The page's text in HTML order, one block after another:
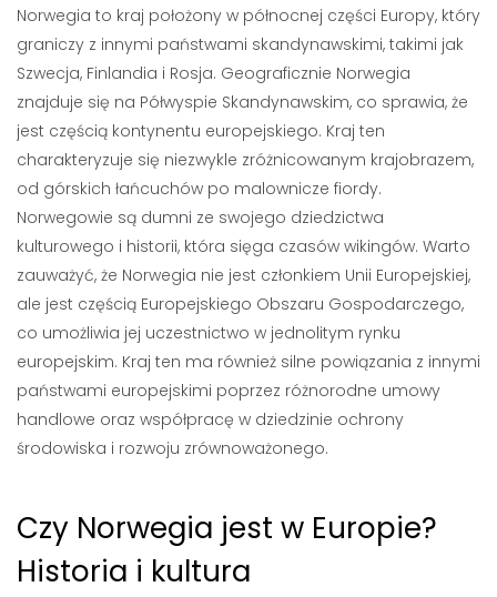
Norwegia to kraj położony w północnej części Europy, który
graniczy z innymi państwami skandynawskimi, takimi jak
Szwecja, Finlandia i Rosja. Geograficznie Norwegia
znajduje się na Półwyspie Skandynawskim, co sprawia, że
jest częścią kontynentu europejskiego. Kraj ten
charakteryzuje się niezwykle zróżnicowanym krajobrazem,
od górskich łańcuchów po malownicze fiordy.
Norwegowie są dumni ze swojego dziedzictwa
kulturowego i historii, która sięga czasów wikingów. Warto
zauważyć, że Norwegia nie jest członkiem Unii Europejskiej,
ale jest częścią Europejskiego Obszaru Gospodarczego,
co umożliwia jej uczestnictwo w jednolitym rynku
europejskim. Kraj ten ma również silne powiązania z innymi
państwami europejskimi poprzez różnorodne umowy
handlowe oraz współpracę w dziedzinie ochrony
środowiska i rozwoju zrównoważonego.
Czy Norwegia jest w Europie?
Historia i kultura